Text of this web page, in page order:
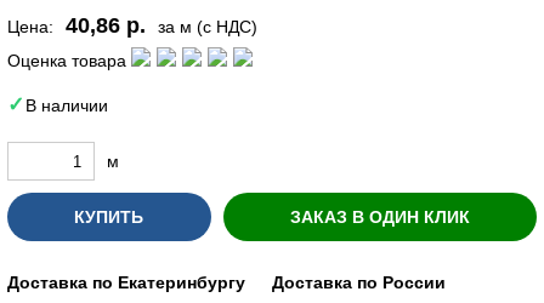
Цена: 40,86 р.
за м (с НДС)
Оценка товара
В наличии
м
КУПИТЬ ЗАКАЗ В ОДИН КЛИК
Доставка по Екатеринбургу Доставка по России